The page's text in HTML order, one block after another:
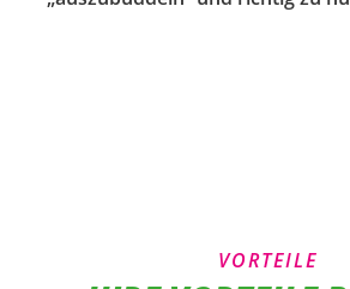
VORTEILE